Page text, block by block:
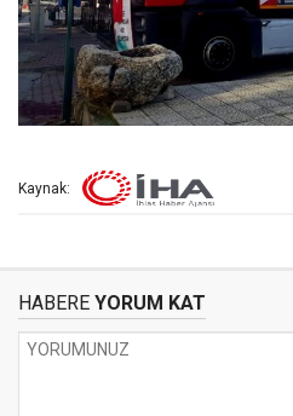
Kaynak:
HABERE YORUM KAT